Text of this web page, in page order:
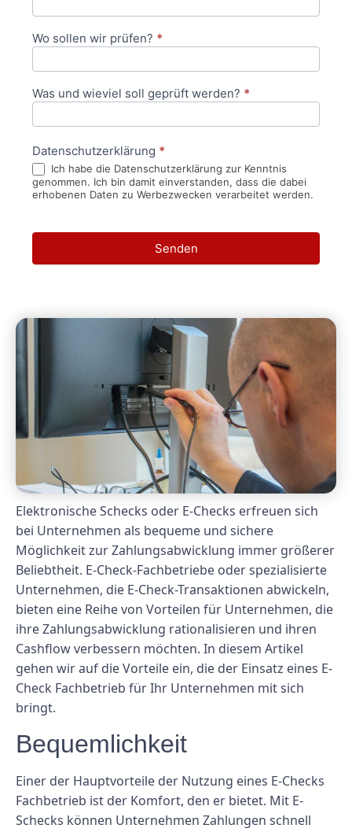
Wo sollen wir prüfen? *
Was und wieviel soll geprüft werden? *
Datenschutzerklärung *
Ich habe die Datenschutzerklärung zur Kenntnis
genommen. Ich bin damit einverstanden, dass die dabei
erhobenen Daten zu Werbezwecken verarbeitet werden.
Senden
Elektronische Schecks oder E-Checks erfreuen sich
bei Unternehmen als bequeme und sichere
Möglichkeit zur Zahlungsabwicklung immer größerer
Beliebtheit. E-Check-Fachbetriebe oder spezialisierte
Unternehmen, die E-Check-Transaktionen abwickeln,
bieten eine Reihe von Vorteilen für Unternehmen, die
ihre Zahlungsabwicklung rationalisieren und ihren
Cashflow verbessern möchten. In diesem Artikel
gehen wir auf die Vorteile ein, die der Einsatz eines E-
Check Fachbetrieb für Ihr Unternehmen mit sich
bringt.
Bequemlichkeit
Einer der Hauptvorteile der Nutzung eines E-Checks
Fachbetrieb ist der Komfort, den er bietet. Mit E-
Schecks können Unternehmen Zahlungen schnell